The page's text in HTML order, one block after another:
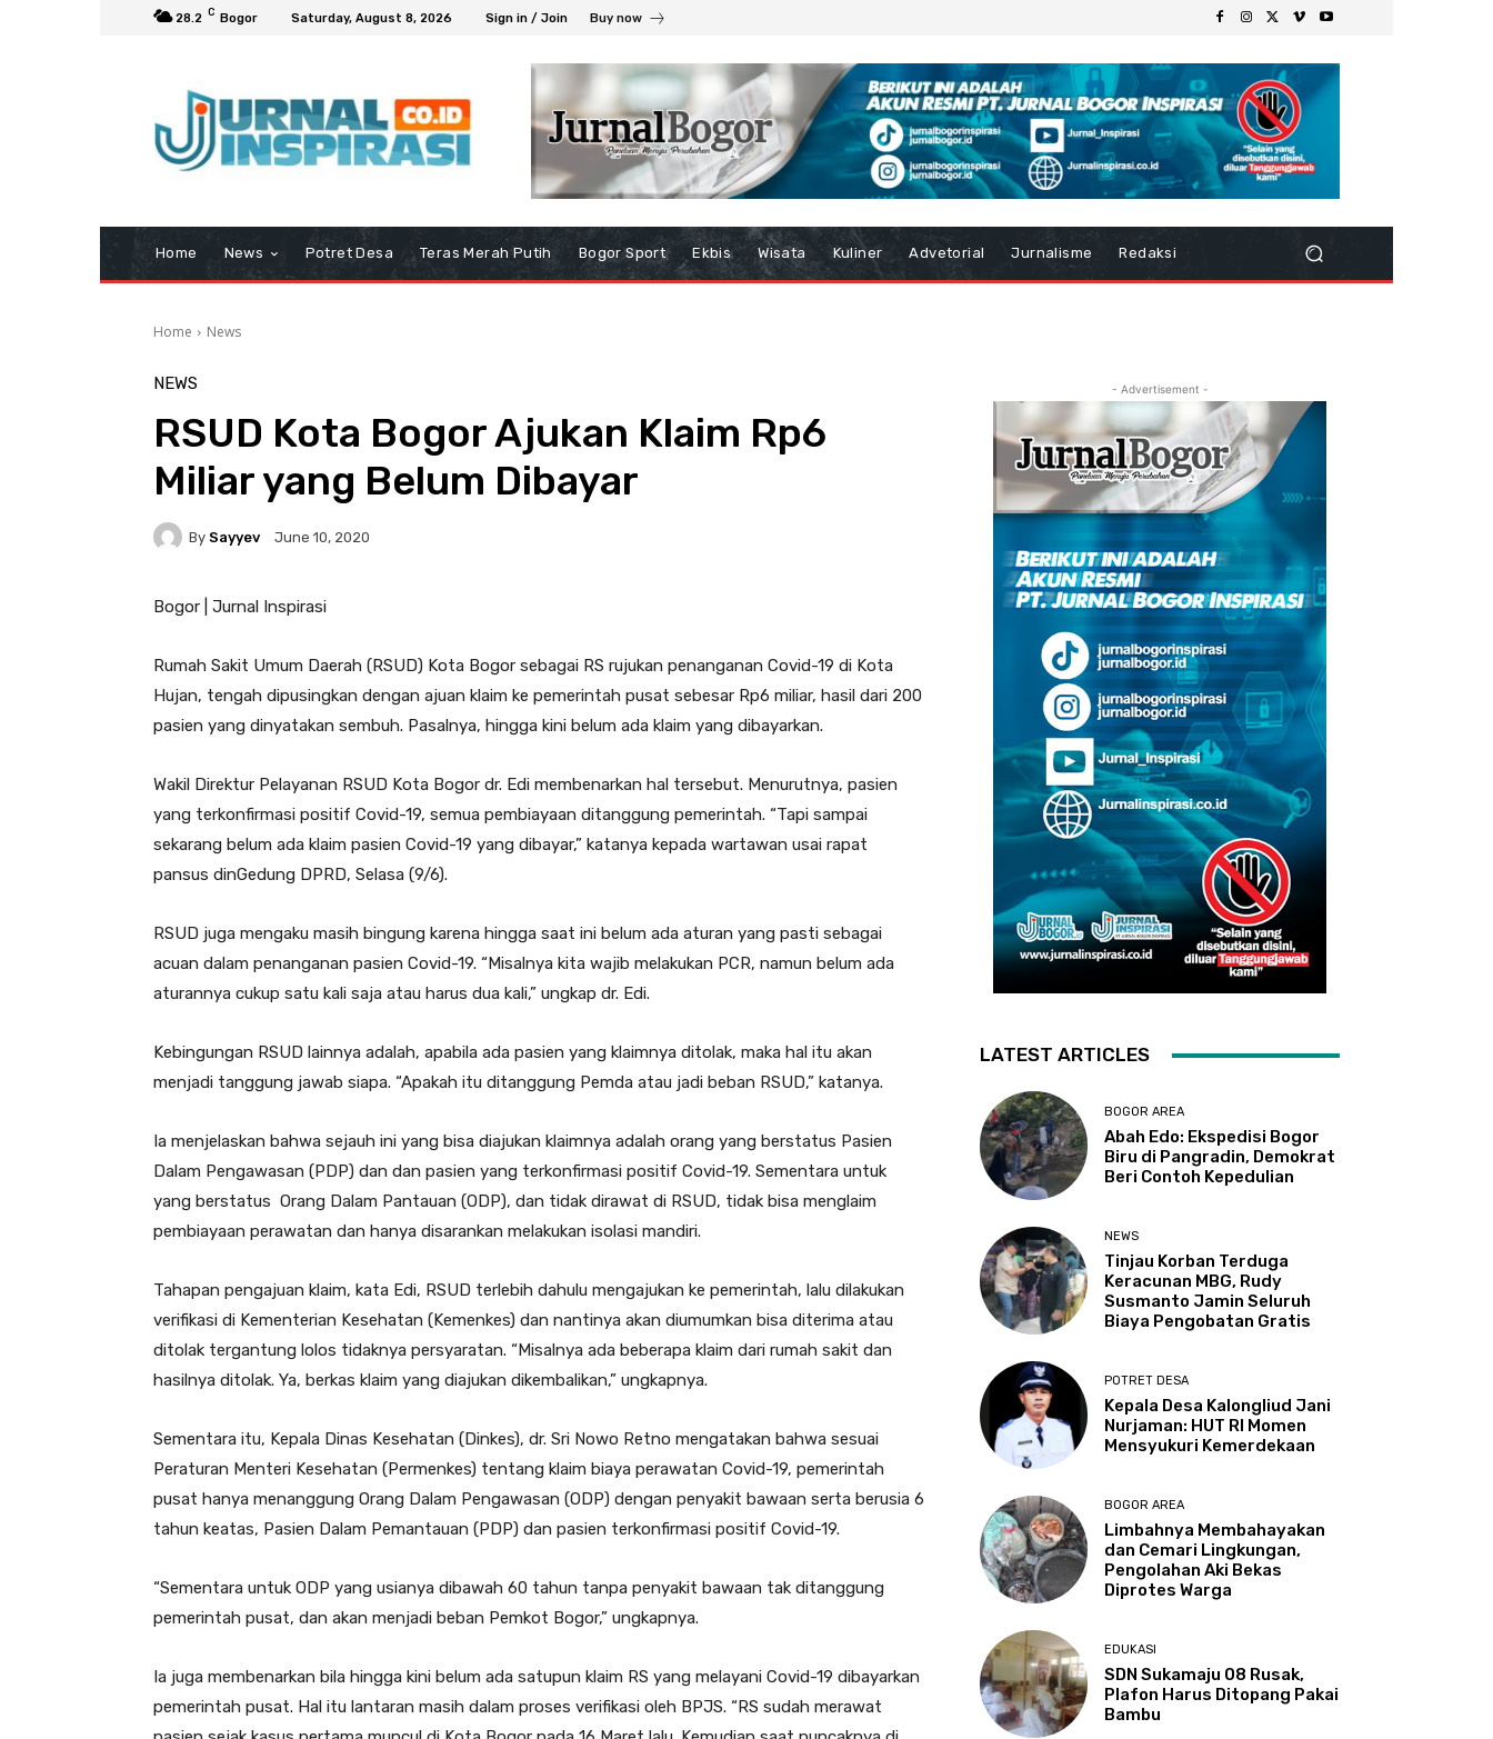
28.2 C Bogor Saturday, August 8, 2026 Sign in / Join Buy now
Home News Potret Desa Teras Merah Putih Bogor Sport Ekbis Wisata Kuliner Advetorial Jurnalisme Redaksi
Home News
NEWS
RSUD Kota Bogor Ajukan Klaim Rp6
Miliar yang Belum Dibayar
By Sayyev June 10, 2020
Bogor | Jurnal Inspirasi
Rumah Sakit Umum Daerah (RSUD) Kota Bogor sebagai RS rujukan penanganan Covid-19 di Kota
Hujan, tengah dipusingkan dengan ajuan klaim ke pemerintah pusat sebesar Rp6 miliar, hasil dari 200
pasien yang dinyatakan sembuh. Pasalnya, hingga kini belum ada klaim yang dibayarkan.
Wakil Direktur Pelayanan RSUD Kota Bogor dr. Edi membenarkan hal tersebut. Menurutnya, pasien
yang terkonfirmasi positif Covid-19, semua pembiayaan ditanggung pemerintah. “Tapi sampai
sekarang belum ada klaim pasien Covid-19 yang dibayar,” katanya kepada wartawan usai rapat
pansus dinGedung DPRD, Selasa (9/6).
RSUD juga mengaku masih bingung karena hingga saat ini belum ada aturan yang pasti sebagai
acuan dalam penanganan pasien Covid-19. “Misalnya kita wajib melakukan PCR, namun belum ada
aturannya cukup satu kali saja atau harus dua kali,” ungkap dr. Edi.
Kebingungan RSUD lainnya adalah, apabila ada pasien yang klaimnya ditolak, maka hal itu akan
menjadi tanggung jawab siapa. “Apakah itu ditanggung Pemda atau jadi beban RSUD,” katanya.
Ia menjelaskan bahwa sejauh ini yang bisa diajukan klaimnya adalah orang yang berstatus Pasien
Dalam Pengawasan (PDP) dan dan pasien yang terkonfirmasi positif Covid-19. Sementara untuk
yang berstatus Orang Dalam Pantauan (ODP), dan tidak dirawat di RSUD, tidak bisa menglaim
pembiayaan perawatan dan hanya disarankan melakukan isolasi mandiri.
Tahapan pengajuan klaim, kata Edi, RSUD terlebih dahulu mengajukan ke pemerintah, lalu dilakukan
verifikasi di Kementerian Kesehatan (Kemenkes) dan nantinya akan diumumkan bisa diterima atau
ditolak tergantung lolos tidaknya persyaratan. “Misalnya ada beberapa klaim dari rumah sakit dan
hasilnya ditolak. Ya, berkas klaim yang diajukan dikembalikan,” ungkapnya.
Sementara itu, Kepala Dinas Kesehatan (Dinkes), dr. Sri Nowo Retno mengatakan bahwa sesuai
Peraturan Menteri Kesehatan (Permenkes) tentang klaim biaya perawatan Covid-19, pemerintah
pusat hanya menanggung Orang Dalam Pengawasan (ODP) dengan penyakit bawaan serta berusia 6
tahun keatas, Pasien Dalam Pemantauan (PDP) dan pasien terkonfirmasi positif Covid-19.
“Sementara untuk ODP yang usianya dibawah 60 tahun tanpa penyakit bawaan tak ditanggung
pemerintah pusat, dan akan menjadi beban Pemkot Bogor,” ungkapnya.
Ia juga membenarkan bila hingga kini belum ada satupun klaim RS yang melayani Covid-19 dibayarkan
pemerintah pusat. Hal itu lantaran masih dalam proses verifikasi oleh BPJS. “RS sudah merawat
- Advertisement -
LATEST ARTICLES
BOGOR AREA
Abah Edo: Ekspedisi Bogor
Biru di Pangradin, Demokrat
Beri Contoh Kepedulian
NEWS
Tinjau Korban Terduga
Keracunan MBG, Rudy
Susmanto Jamin Seluruh
Biaya Pengobatan Gratis
POTRET DESA
Kepala Desa Kalongliud Jani
Nurjaman: HUT RI Momen
Mensyukuri Kemerdekaan
BOGOR AREA
Limbahnya Membahayakan
dan Cemari Lingkungan,
Pengolahan Aki Bekas
Diprotes Warga
EDUKASI
SDN Sukamaju 08 Rusak,
Plafon Harus Ditopang Pakai
Bambu